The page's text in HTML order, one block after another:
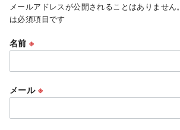
メールアドレスが公開されることはありません。
は必須項目です
名前※
メール ※